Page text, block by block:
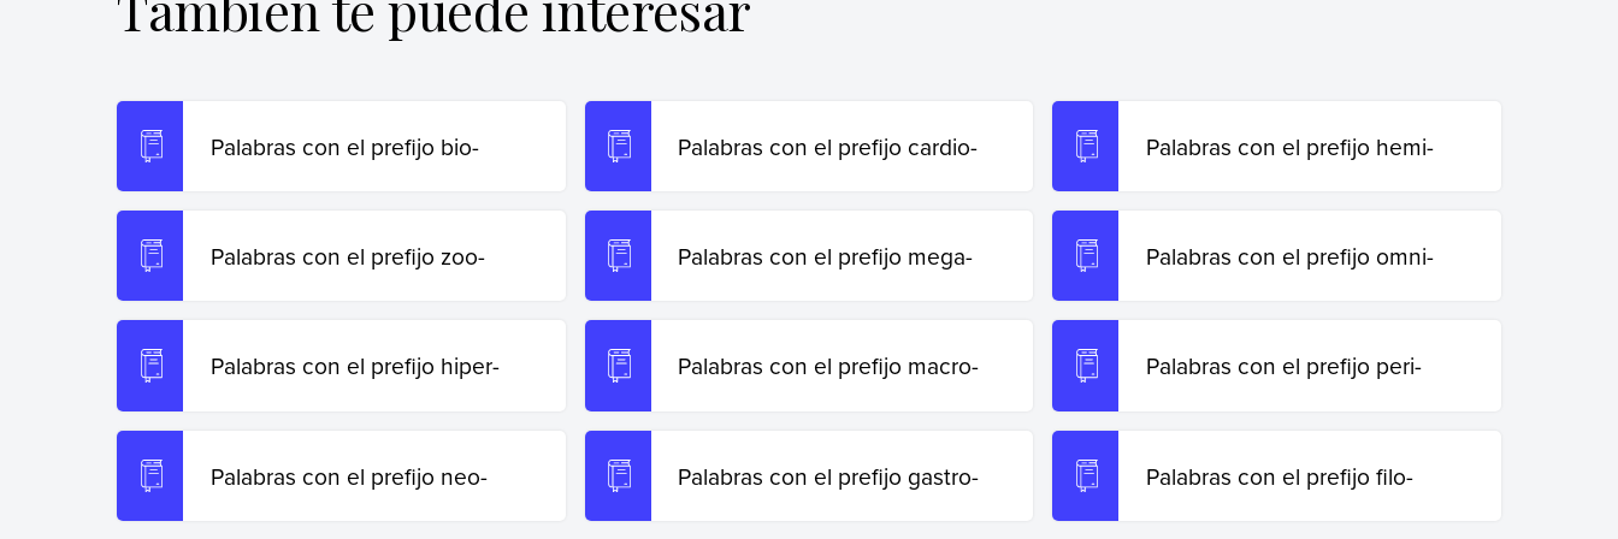
Copiar cita
Palabras con el prefijo bio- Palabras con el prefijo cardio- Palabras con el prefijo hemi-
Palabras con el prefijo zoo- Palabras con el prefijo mega- Palabras con el prefijo omni-
Palabras con el prefijo hiper- Palabras con el prefijo macro- Palabras con el prefijo peri-
Palabras con el prefijo neo- Palabras con el prefijo gastro- Palabras con el prefijo filo-